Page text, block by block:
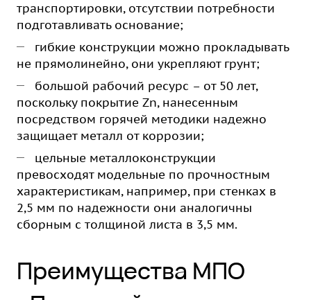
транспортировки, отсутствии потребности
подготавливать основание;
гибкие конструкции можно прокладывать
не прямолинейно, они укрепляют грунт;
большой рабочий ресурс – от 50 лет,
поскольку покрытие Zn, нанесенным
посредством горячей методики надежно
защищает металл от коррозии;
цельные металлоконструкции
превосходят модельные по прочностным
характеристикам, например, при стенках в
2,5 мм по надежности они аналогичны
сборным с толщиной листа в 3,5 мм.
Преимущества МПО